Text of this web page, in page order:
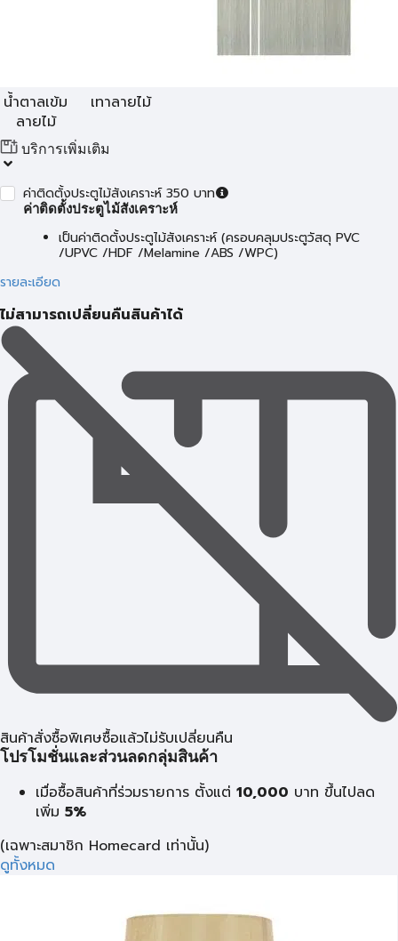
น้ำตาลเข้ม
ลายไม้
เทาลายไม้
บริการเพิ่มเติม
ค่าติดตั้งประตูไม้สังเคราะห์ 350 บาท
ค่าติดตั้งประตูไม้สังเคราะห์
เป็นค่าติดตั้งประตูไม้สังเคราะห์ (ครอบคลุมประตูวัสดุ PVC
/UPVC /HDF /Melamine /ABS /WPC)
รายละเอียด
ไม่สามารถเปลี่ยนคืนสินค้าได้
สินค้าสั่งซื้อพิเศษซื้อแล้วไม่รับเปลี่ยนคืน
โปรโมชั่นและส่วนลดกลุ่มสินค้า
เมื่อซื้อสินค้าที่ร่วมรายการ ตั้งแต่ 10,000 บาท ขึ้นไปลด
เพิ่ม 5%
(เฉพาะสมาชิก Homecard เท่านั้น)
ดูทั้งหมด